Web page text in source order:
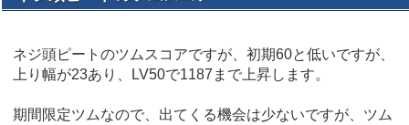
ネジ頭ピートのツムスコアですが、初期60と低いですが、
上り幅が23あり、LV50で1187まで上昇します。
期間限定ツムなので、出てくる機会は少ないですが、ツム